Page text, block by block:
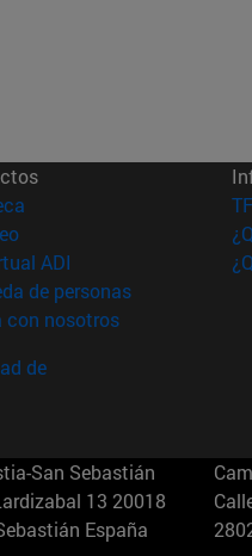
(abre en nueva ventana)
(abre en nueva ventana)
ADI (abre en nueva
de personas(abre en
con nosotros(abre en nueva
de
San Sebastián
13 20018
España